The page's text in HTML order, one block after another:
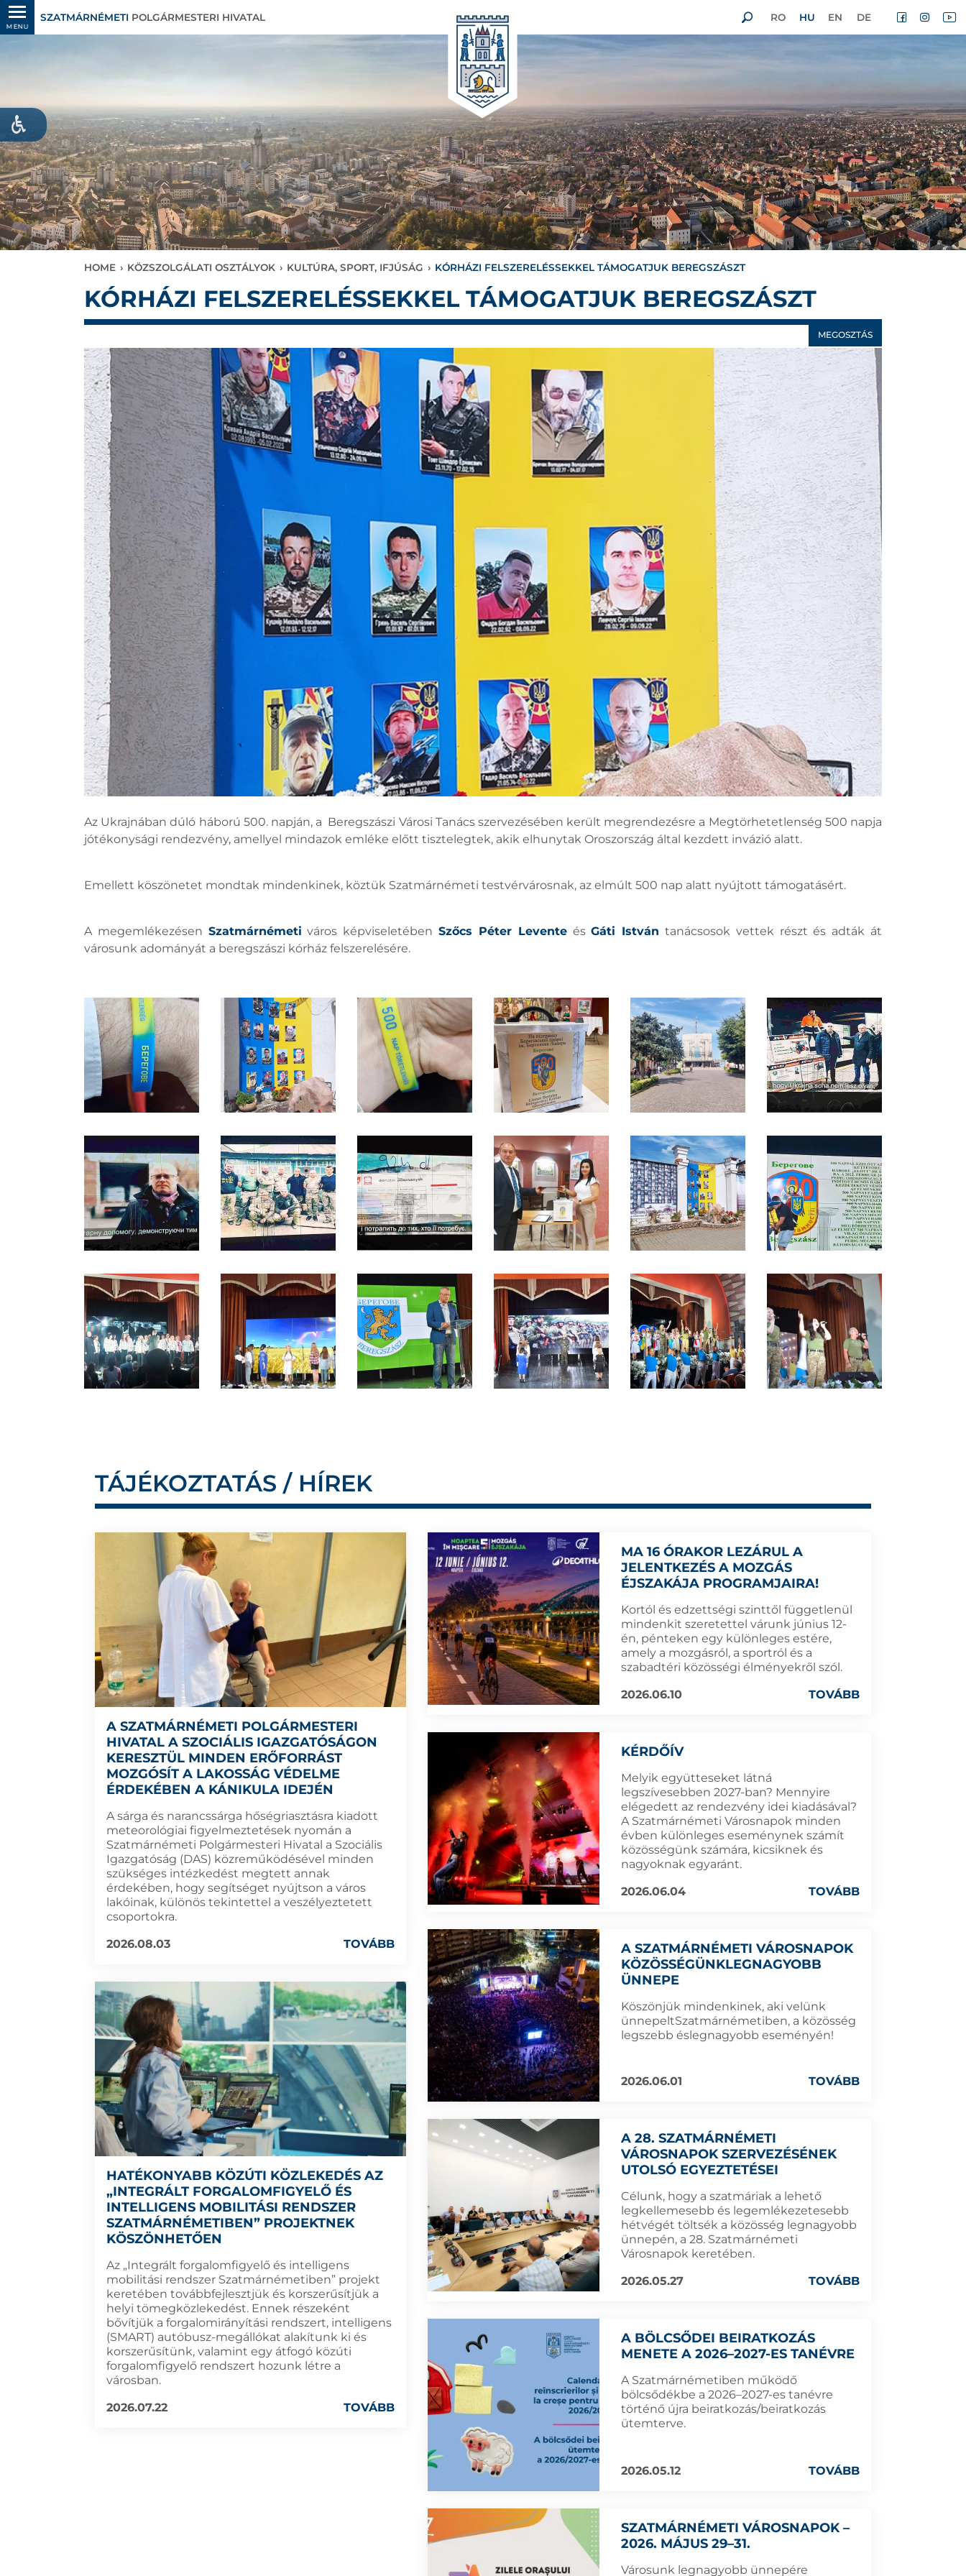
MENU
SZATMÁRNÉMETI POLGÁRMESTERI HIVATAL RO HU EN DE
HOME › KÖZSZOLGÁLATI OSZTÁLYOK › KULTÚRA, SPORT, IFJÚSÁG › KÓRHÁZI FELSZERELÉSSEKKEL TÁMOGATJUK BEREGSZÁSZT
KÓRHÁZI FELSZERELÉSSEKKEL TÁMOGATJUK BEREGSZÁSZT
MEGOSZTÁS
Az Ukrajnában dúló háború 500. napján, a Beregszászi Városi Tanács szervezésében került megrendezésre a Megtörhetetlenség 500 napja
jótékonysági rendezvény, amellyel mindazok emléke előtt tisztelegtek, akik elhunytak Oroszország által kezdett invázió alatt.
Emellett köszönetet mondtak mindenkinek, köztük Szatmárnémeti testvérvárosnak, az elmúlt 500 nap alatt nyújtott támogatásért.
A megemlékezésen Szatmárnémeti város képviseletébenSzőcs Péter LeventeésGáti István tanácsosok vettek részt és adták át
városunk adományát a beregszászi kórház felszerelésére.
TÁJÉKOZTATÁS / HÍREK
A SZATMÁRNÉMETI POLGÁRMESTERI
HIVATAL A SZOCIÁLIS IGAZGATÓSÁGON
KERESZTÜL MINDEN ERŐFORRÁST
MOZGÓSÍT A LAKOSSÁG VÉDELME
ÉRDEKÉBEN A KÁNIKULA IDEJÉN
A sárga és narancssárga hőségriasztásra kiadott
meteorológiai figyelmeztetések nyomán a
Szatmárnémeti Polgármesteri Hivatal a Szociális
Igazgatóság (DAS) közreműködésével minden
szükséges intézkedést megtett annak
érdekében, hogy segítséget nyújtson a város
lakóinak, különös tekintettel a veszélyeztetett
csoportokra.
2026.08.03
TOVÁBB
HATÉKONYABB KÖZÚTI KÖZLEKEDÉS AZ
„INTEGRÁLT FORGALOMFIGYELŐ ÉS
INTELLIGENS MOBILITÁSI RENDSZER
SZATMÁRNÉMETIBEN” PROJEKTNEK
KÖSZÖNHETŐEN
Az „Integrált forgalomfigyelő és intelligens
mobilitási rendszer Szatmárnémetiben” projekt
keretében továbbfejlesztjük és korszerűsítjük a
helyi tömegközlekedést. Ennek részeként
bővítjük a forgalomirányítási rendszert, intelligens
(SMART) autóbusz-megállókat alakítunk ki és
korszerűsítünk, valamint egy átfogó közúti
forgalomfigyelő rendszert hozunk létre a
városban.
2026.07.22
TOVÁBB
MA 16 ÓRAKOR LEZÁRUL A
JELENTKEZÉS A MOZGÁS
ÉJSZAKÁJA PROGRAMJAIRA!
Kortól és edzettségi szinttől függetlenül
mindenkit szeretettel várunk június 12-
én, pénteken egy különleges estére,
amely a mozgásról, a sportról és a
szabadtéri közösségi élményekről szól.
2026.06.10
TOVÁBB
KÉRDŐÍV
Melyik együtteseket látná
legszívesebben 2027-ban? Mennyire
elégedett az rendezvény idei kiadásával?
A Szatmárnémeti Városnapok minden
évben különleges eseménynek számít
közösségünk számára, kicsiknek és
nagyoknak egyaránt.
2026.06.04
TOVÁBB
A SZATMÁRNÉMETI VÁROSNAPOK
KÖZÖSSÉGÜNKLEGNAGYOBB
ÜNNEPE
Köszönjük mindenkinek, aki velünk
ünnepeltSzatmárnémetiben, a közösség
legszebb éslegnagyobb eseményén!
2026.06.01 TOVÁBB
A 28. SZATMÁRNÉMETI
VÁROSNAPOK SZERVEZÉSÉNEK
UTOLSÓ EGYEZTETÉSEI
Célunk, hogy a szatmáriak a lehető
legkellemesebb és legemlékezetesebb
hétvégét töltsék a közösség legnagyobb
ünnepén, a 28. Szatmárnémeti
Városnapok keretében.
2026.05.27
TOVÁBB
A BÖLCSŐDEI BEIRATKOZÁS
MENETE A 2026–2027-ES TANÉVRE
A Szatmárnémetiben működő
bölcsődékbe a 2026–2027-es tanévre
történő újra beiratkozás/beiratkozás
ütemterve.
2026.05.12 TOVÁBB
SZATMÁRNÉMETI VÁROSNAPOK –
2026. MÁJUS 29–31.
Városunk legnagyobb ünnepére